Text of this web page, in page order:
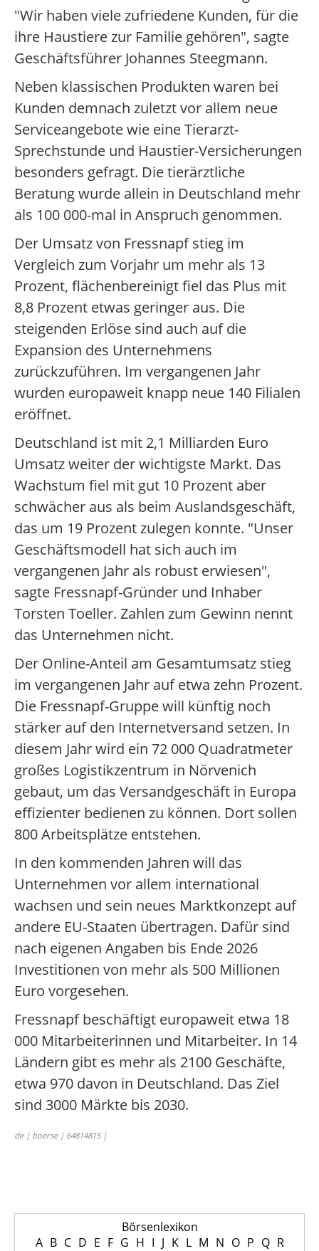
"Wir haben viele zufriedene Kunden, für die
ihre Haustiere zur Familie gehören", sagte
Geschäftsführer Johannes Steegmann.
Neben klassischen Produkten waren bei
Kunden demnach zuletzt vor allem neue
Serviceangebote wie eine Tierarzt-
Sprechstunde und Haustier-Versicherungen
besonders gefragt. Die tierärztliche
Beratung wurde allein in Deutschland mehr
als 100 000-mal in Anspruch genommen.
Der Umsatz von Fressnapf stieg im
Vergleich zum Vorjahr um mehr als 13
Prozent, flächenbereinigt fiel das Plus mit
8,8 Prozent etwas geringer aus. Die
steigenden Erlöse sind auch auf die
Expansion des Unternehmens
zurückzuführen. Im vergangenen Jahr
wurden europaweit knapp neue 140 Filialen
eröffnet.
Deutschland ist mit 2,1 Milliarden Euro
Umsatz weiter der wichtigste Markt. Das
Wachstum fiel mit gut 10 Prozent aber
schwächer aus als beim Auslandsgeschäft,
das um 19 Prozent zulegen konnte. "Unser
Geschäftsmodell hat sich auch im
vergangenen Jahr als robust erwiesen",
sagte Fressnapf-Gründer und Inhaber
Torsten Toeller. Zahlen zum Gewinn nennt
das Unternehmen nicht.
Der Online-Anteil am Gesamtumsatz stieg
im vergangenen Jahr auf etwa zehn Prozent.
Die Fressnapf-Gruppe will künftig noch
stärker auf den Internetversand setzen. In
diesem Jahr wird ein 72 000 Quadratmeter
großes Logistikzentrum in Nörvenich
gebaut, um das Versandgeschäft in Europa
effizienter bedienen zu können. Dort sollen
800 Arbeitsplätze entstehen.
In den kommenden Jahren will das
Unternehmen vor allem international
wachsen und sein neues Marktkonzept auf
andere EU-Staaten übertragen. Dafür sind
nach eigenen Angaben bis Ende 2026
Investitionen von mehr als 500 Millionen
Euro vorgesehen.
Fressnapf beschäftigt europaweit etwa 18
000 Mitarbeiterinnen und Mitarbeiter. In 14
Ländern gibt es mehr als 2100 Geschäfte,
etwa 970 davon in Deutschland. Das Ziel
sind 3000 Märkte bis 2030.
de | boerse | 64814815 |
Börsenlexikon
A B C D E F G H I J K L M N O P Q R